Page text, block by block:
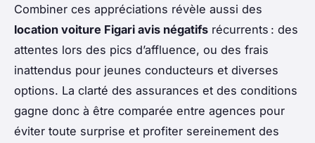
Combiner ces appréciations révèle aussi des
location voiture Figari avis négatifs récurrents : des
attentes lors des pics d’affluence, ou des frais
inattendus pour jeunes conducteurs et diverses
options. La clarté des assurances et des conditions
gagne donc à être comparée entre agences pour
éviter toute surprise et profiter sereinement des